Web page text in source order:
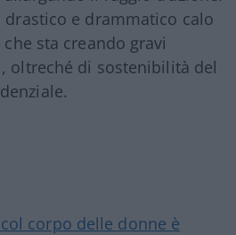
e drammatico calo
sta creando gravi
oltreché di sostenibilità del
corpo delle donne è